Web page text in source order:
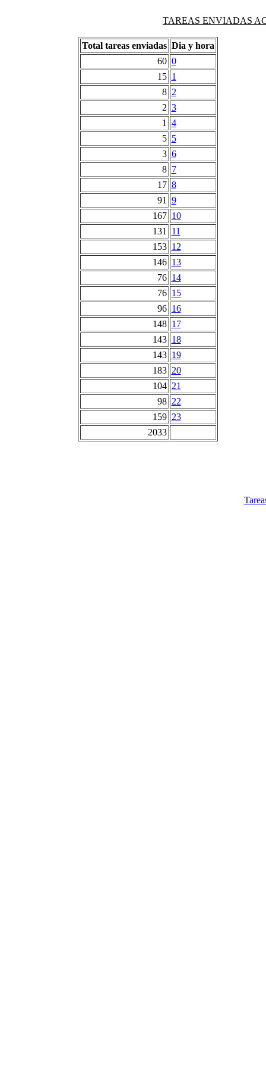
TAREAS ENVIADAS
Total tareas enviadas Dia y hora
60 0
15 1
8 2
2 3
1
4
5 5
3 6
8 7
17 8
91
9
167 10
131
11
153 12
146 13
76 14
76 15
96 16
148 17
143 18
143 19
183 20
104 21
98 22
159 23
2033